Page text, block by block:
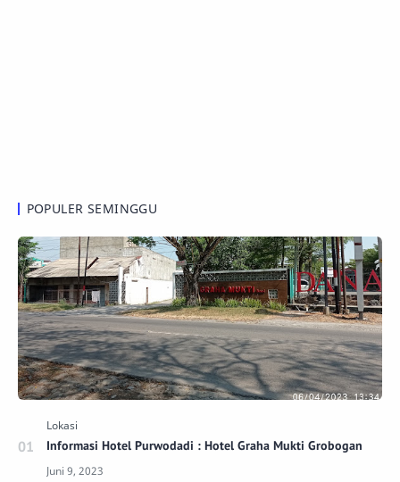
POPULER SEMINGGU
Informasi Hotel Purwodadi : Hotel Graha Mukti Grobogan